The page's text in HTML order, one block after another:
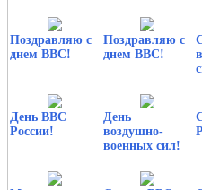
Поздравляю с
днем ВВС!
Поздравляю с
днем ВВС!
День ВВС
России!
День
воздушно-
военных сил!